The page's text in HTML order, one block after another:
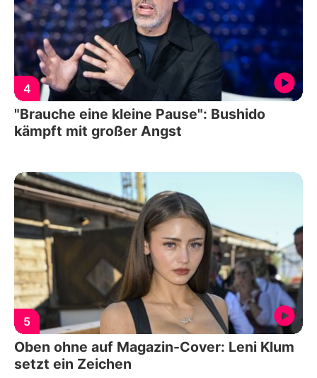
4
"Brauche eine kleine Pause": Bushido
kämpft mit großer Angst
5
Oben ohne auf Magazin-Cover: Leni Klum
setzt ein Zeichen